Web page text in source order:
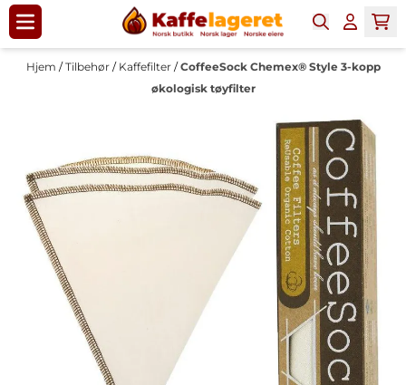
Hopp til innhold
Hjem /Tilbehør / Kaffefilter /CoffeeSock Chemex® Style 3-kopp
økologisk tøyfilter